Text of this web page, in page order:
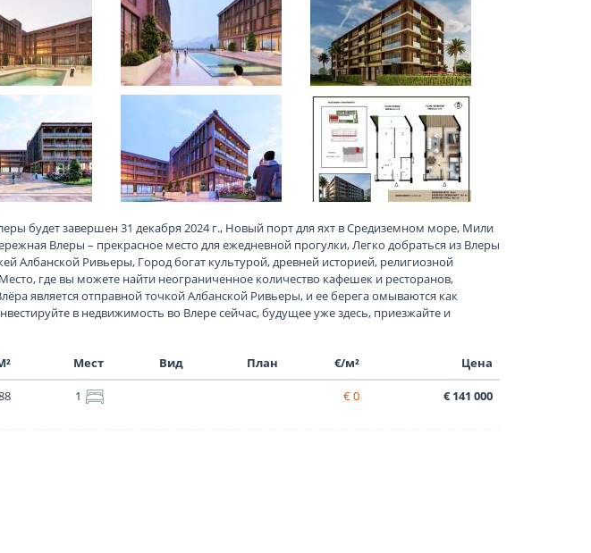
будет завершен 31 декабря 2024 г., Новый порт для яхт в Средиземном море, Мили
Влеры – прекрасное место для ежедневной прогулки, Легко добраться из Влеры
Албанской Ривьеры, Город богат культурой, древней историей, религиозной
где вы можете найти неограниченное количество кафешек и ресторанов,
является отправной точкой Албанской Ривьеры, и ее берега омываются как
в недвижимость во Влере сейчас, будущее уже здесь, приезжайте и
Мест Вид План €/м² Цена
1 € 0 € 141 000